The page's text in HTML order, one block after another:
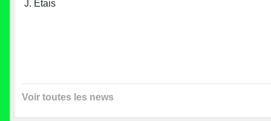
J. Etais
Voir toutes les news